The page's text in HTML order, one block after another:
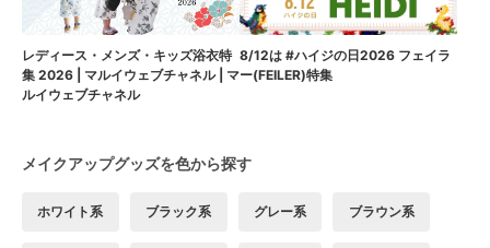
レディース・メンズ・キッズ浴衣特
集 2026 | マルイウェブチャネル | マ
ルイウェブチャネル
8/12は #ハイジの日2026 フェイラ
ー(FEILER)特集
メイクアップグッズを色から探す
ホワイト系 ブラック系 グレー系 ブラウン系